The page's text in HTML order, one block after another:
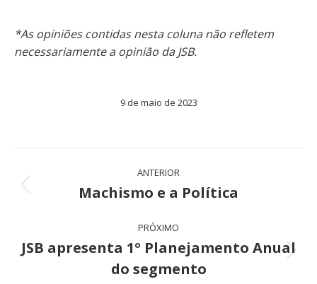
*As opiniões contidas nesta coluna não refletem
necessariamente a opinião da JSB.
9 de maio de 2023
Navegação
de
ANTERIOR
Post
Machismo e a Política
PRÓXIMO
Próximo
post:
JSB apresenta 1º Planejamento Anual
do segmento